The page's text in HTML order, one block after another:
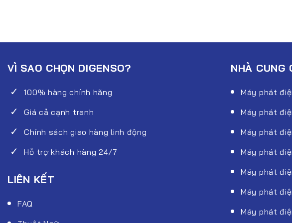
VÌ SAO CHỌN DIGENSO?
100% hàng chính hãng
Giá cả cạnh tranh
Chính sách giao hàng linh động
Hỗ trợ khách hàng 24/7
LIÊN KẾT
FAQ
NHÀ CUNG
Máy phát
Máy phát
Máy phát
Máy phát
Máy phát
Máy phát
Máy phát